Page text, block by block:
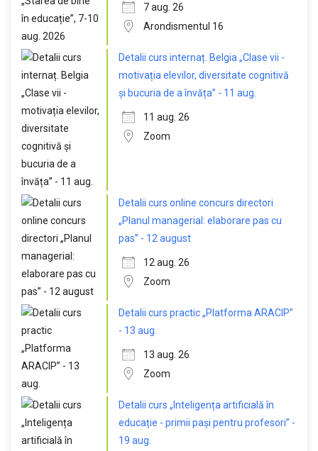
7 aug. 26
Arondismentul 16
Detalii curs internaț. Belgia „Clase vii -
motivația elevilor, diversitate cognitivă
și bucuria de a învăța” - 11 aug.
11 aug. 26
Zoom
Detalii curs online concurs directori
„Planul managerial: elaborare pas cu
pas” - 12 august
12 aug. 26
Zoom
Detalii curs practic „Platforma ARACIP”
- 13 aug.
13 aug. 26
Zoom
Detalii curs „Inteligența artificială în
educație - primii pași pentru profesori” -
19 aug.